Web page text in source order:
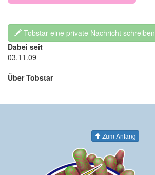
Tobstar eine private Nachricht schreiben
Dabei seit
03.11.09
Über Tobstar
Zum Anfang